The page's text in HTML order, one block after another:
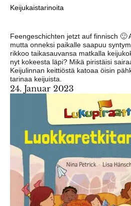
Keijukaistarinoita
Feengeschichten jetzt auf finnisch 🙂
mutta onneksi paikalle saapuu
rikkoo taikasauvansa matkalla
nyt kokeesta läpi? Mikä piristäisi
Keijulinnan keittiöstä katoaa öisin
tarinaa keijuista.
24. Januar 2023